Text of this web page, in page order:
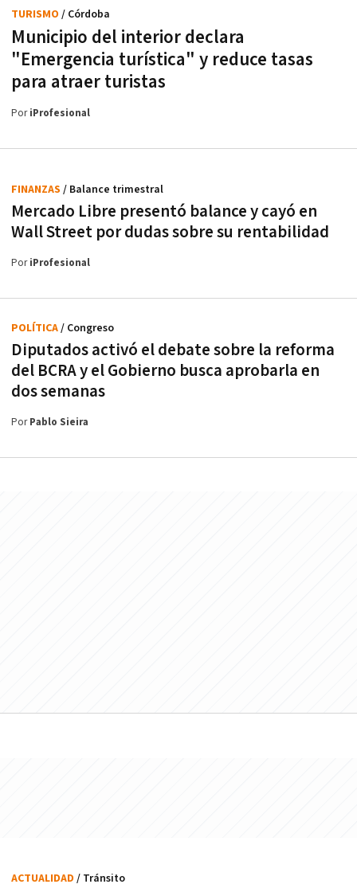
Municipio del interior declara
"Emergencia turística" y reduce tasas
para atraer turistas
TURISMO / Córdoba
PoriProfesional
Mercado Libre presentó balance y cayó en
Wall Street por dudas sobre su rentabilidad
FINANZAS / Balance trimestral
PoriProfesional
Diputados activó el debate sobre la reforma
del BCRA y el Gobierno busca aprobarla en
dos semanas
POLÍTICA/ Congreso
PorPablo Sieira
ACTUALIDAD / Tránsito